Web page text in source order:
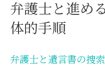
弁護士と進め
体的手順
弁護士と遺言書の捜